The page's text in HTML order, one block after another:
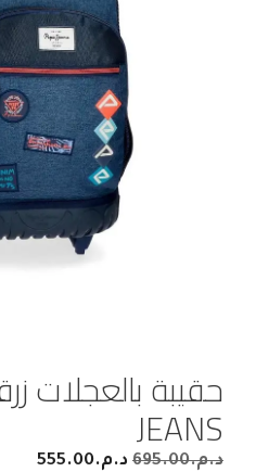
JEANS
د.م.695.00 د.م.555.00